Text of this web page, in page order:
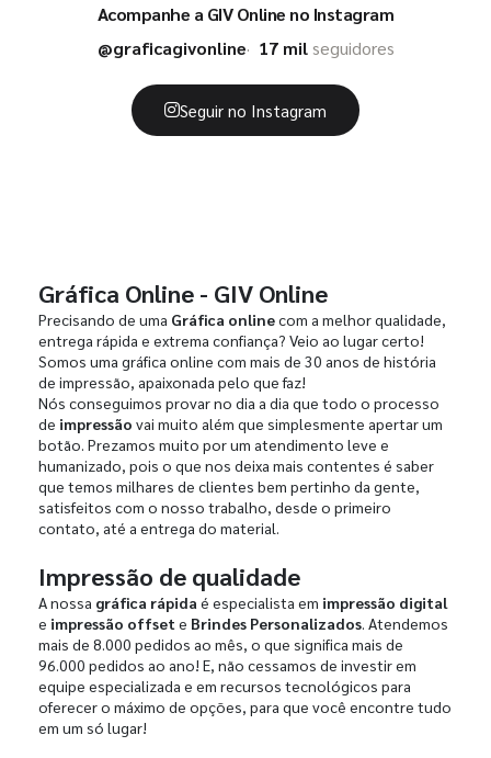
Acompanhe a GIV Online no Instagram
@graficagivonline
17 milseguidores
Seguir no Instagram
Gráfica Online - GIV Online
Precisando de uma Gráfica onlinecom a melhor qualidade,
entrega rápida e extrema confiança? Veio ao lugar certo!
Somos uma gráfica online com mais de 30 anos de história
de impressão, apaixonada pelo que faz!
Nós conseguimos provar no dia a dia que todo o processo
de impressão vai muito além que simplesmente apertar um
botão. Prezamos muito por um atendimento leve e
humanizado, pois o que nos deixa mais contentes é saber
que temos milhares de clientes bem pertinho da gente,
satisfeitos com o nosso trabalho, desde o primeiro
contato, até a entrega do material.
Impressão de qualidade
A nossa gráfica rápida é especialista em impressão digital
e impressão offset e Brindes Personalizados. Atendemos
mais de 8.000 pedidos ao mês, o que significa mais de
96.000 pedidos ao ano! E, não cessamos de investir em
equipe especializada e em recursos tecnológicos para
oferecer o máximo de opções, para que você encontre tudo
em um só lugar!